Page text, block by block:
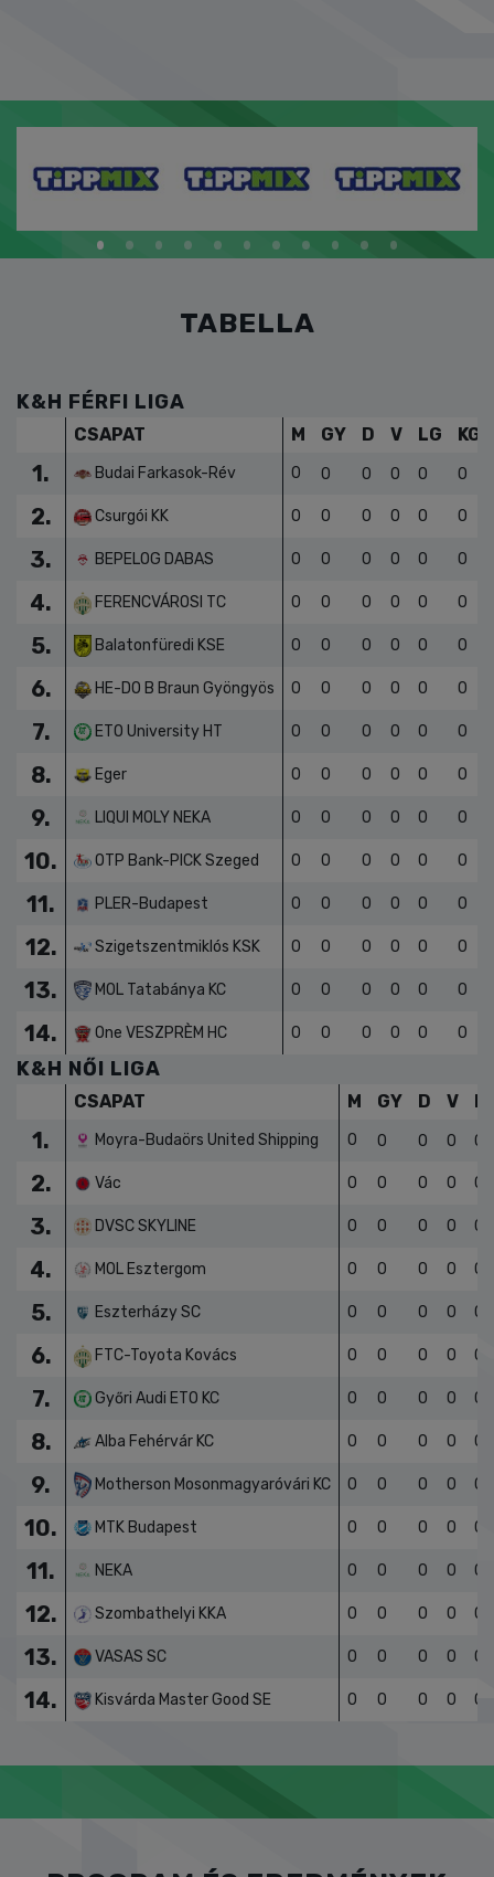
CSAPAT M GY D V LG KG
1. Budai Farkasok-Rév 0 0 0 0 0 0
2. Csurgói KK 0 0 0 0 0 0
3. BEPELOG DABAS 0 0 0 0 0 0
4. FERENCVÁROSI TC 0 0 0 0 0 0
5. Balatonfüredi KSE 0 0 0 0 0 0
6. HE-DO B Braun Gyöngyös 0 0 0 0 0 0
7. ETO University HT 0 0 0 0 0 0
8. Eger 0 0 0 0 0 0
9. LIQUI MOLY NEKA 0 0 0 0 0 0
10. OTP Bank-PICK Szeged 0 0 0 0 0 0
11. PLER-Budapest 0 0 0 0 0 0
12. Szigetszentmiklós KSK 0 0 0 0 0 0
13. MOL Tatabánya KC 0 0 0 0 0 0
14. One VESZPRÈM HC
CSAPAT M GY D V
1. Moyra-Budaörs United Shipping 0 0 0 0 0
2. Vác 0 0 0 0 0
3. DVSC SKYLINE 0 0 0 0 0
4. MOL Esztergom 0 0 0 0 0
5. Eszterházy SC 0 0 0 0 0
6. FTC-Toyota Kovács 0 0 0 0 0
7. Győri Audi ETO KC 0 0 0 0 0
8. Alba Fehérvár KC 0 0 0 0 0
9. Motherson Mosonmagyaróvári KC 0 0 0 0 0
10. MTK Budapest 0 0 0 0 0
11. NEKA 0 0 0 0 0
12. Szombathelyi KKA 0 0 0 0 0
13. VASAS SC 0 0 0 0 0